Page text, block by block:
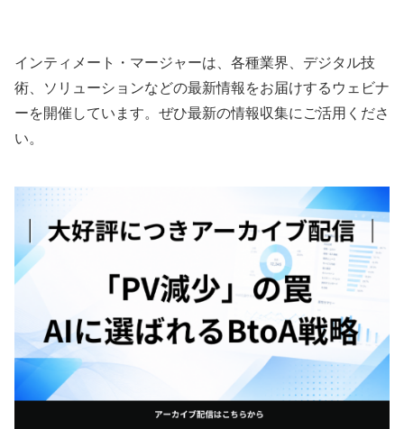
インティメート・マージャーは、各種業界、デジタル技
術、ソリューションなどの最新情報をお届けするウェビナ
ーを開催しています。ぜひ最新の情報収集にご活用くださ
い。